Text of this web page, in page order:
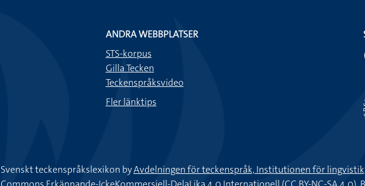
ANDRA WEBBPLATSER
STS-korpus
Gilla Tecken
Teckenspråksvideo
Fler länktips
Svenskt teckenspråkslexikon byAvdelningen för teckenspråk, Institutionen för